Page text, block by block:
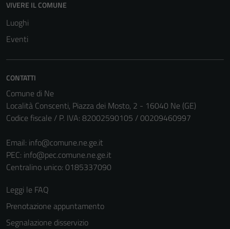
VIVERE IL COMUNE
Luoghi
Eventi
CONTATTI
Comune di Ne
Località Conscenti, Piazza dei Mosto, 2 - 16040 Ne (GE)
Codice fiscale / P. IVA: 82002590105 / 00209460997
Email: info@comune.ne.ge.it
PEC: info@pec.comune.ne.ge.it
Centralino unico: 0185337090
Leggi le FAQ
Prenotazione appuntamento
Segnalazione disservizio
essere
informazioni
personali.